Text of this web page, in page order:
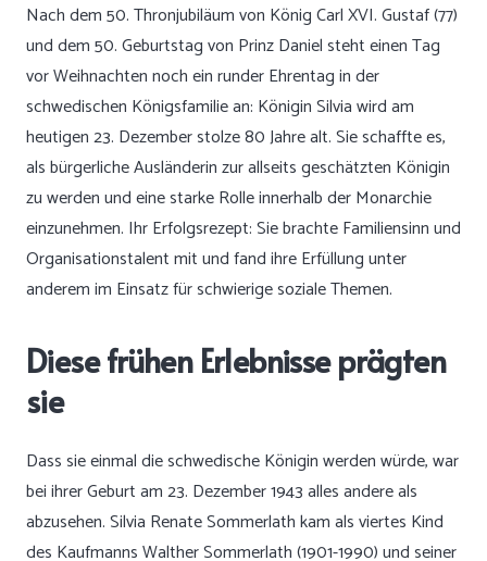
Nach dem 50. Thronjubiläum von König Carl XVI. Gustaf (77)
und dem 50. Geburtstag von Prinz Daniel steht einen Tag
vor Weihnachten noch ein runder Ehrentag in der
schwedischen Königsfamilie an: Königin Silvia wird am
heutigen 23. Dezember stolze 80 Jahre alt. Sie schaffte es,
als bürgerliche Ausländerin zur allseits geschätzten Königin
zu werden und eine starke Rolle innerhalb der Monarchie
einzunehmen. Ihr Erfolgsrezept: Sie brachte Familiensinn und
Organisationstalent mit und fand ihre Erfüllung unter
anderem im Einsatz für schwierige soziale Themen.
Diese frühen Erlebnisse prägten
sie
Dass sie einmal die schwedische Königin werden würde, war
bei ihrer Geburt am 23. Dezember 1943 alles andere als
abzusehen. Silvia Renate Sommerlath kam als viertes Kind
des Kaufmanns Walther Sommerlath (1901-1990) und seiner